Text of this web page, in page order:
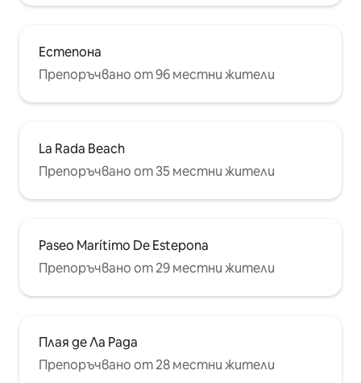
Естепона
Препоръчвано от 96 местни жители
La Rada Beach
Препоръчвано от 35 местни жители
Paseo Marítimo De Estepona
Препоръчвано от 29 местни жители
Плая де Ла Рада
Препоръчвано от 28 местни жители